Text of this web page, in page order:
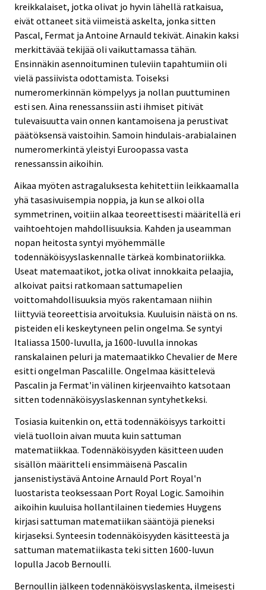
kreikkalaiset, jotka olivat jo hyvin lähellä ratkaisua,
eivät ottaneet sitä viimeistä askelta, jonka sitten
Pascal, Fermat ja Antoine Arnauld tekivät. Ainakin kaksi
merkittävää tekijää oli vaikuttamassa tähän.
Ensinnäkin asennoituminen tuleviin tapahtumiin oli
vielä passiivista odottamista. Toiseksi
numeromerkinnän kömpelyys ja nollan puuttuminen
esti sen. Aina renessanssiin asti ihmiset pitivät
tulevaisuutta vain onnen kantamoisena ja perustivat
päätöksensä vaistoihin. Samoin hindulais-arabialainen
numeromerkintä yleistyi Euroopassa vasta
renessanssin aikoihin.
Aikaa myöten astragaluksesta kehitettiin leikkaamalla
yhä tasasivuisempia noppia, ja kun se alkoi olla
symmetrinen, voitiin alkaa teoreettisesti määritellä eri
vaihtoehtojen mahdollisuuksia. Kahden ja useamman
nopan heitosta syntyi myöhemmälle
todennäköisyyslaskennalle tärkeä kombinatoriikka.
Useat matemaatikot, jotka olivat innokkaita pelaajia,
alkoivat paitsi ratkomaan sattumapelien
voittomahdollisuuksia myös rakentamaan niihin
liittyviä teoreettisia arvoituksia. Kuuluisin näistä on ns.
pisteiden eli keskeytyneen pelin ongelma. Se syntyi
Italiassa 1500-luvulla, ja 1600-luvulla innokas
ranskalainen peluri ja matemaatikko Chevalier de Mere
esitti ongelman Pascalille. Ongelmaa käsittelevä
Pascalin ja Fermat'in välinen kirjeenvaihto katsotaan
sitten todennäköisyyslaskennan syntyhetkeksi.
Tosiasia kuitenkin on, että todennäköisyys tarkoitti
vielä tuolloin aivan muuta kuin sattuman
matematiikkaa. Todennäköisyyden käsitteen uuden
sisällön määritteli ensimmäisenä Pascalin
jansenistiystävä Antoine Arnauld Port Royal'n
luostarista teoksessaan Port Royal Logic. Samoihin
aikoihin kuuluisa hollantilainen tiedemies Huygens
kirjasi sattuman matematiikan sääntöjä pieneksi
kirjaseksi. Synteesin todennäköisyyden käsitteestä ja
sattuman matematiikasta teki sitten 1600-luvun
lopulla Jacob Bernoulli.
Bernoullin jälkeen todennäköisyyslaskenta, ilmeisesti